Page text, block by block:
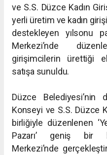
ve S.S. Düzce Kadın
yerli üretim ve kadın
destekleyen yılsonu
Merkezi’nde
girişimcilerin ürettiği
satışa sunuldu.
Düzce Belediyesi’nin
Konseyi ve S.S. Düzce
birliğiyle düzenlenen
Pazarı’ geniş bir
Merkezi’nde